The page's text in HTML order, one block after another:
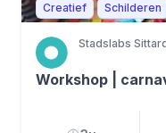
Creatief Schilderen
Stadslabs
Workshop |